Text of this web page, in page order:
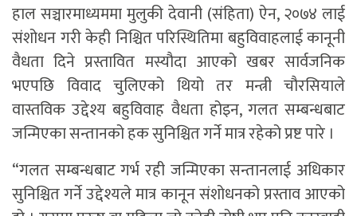
हाल सञ्चारमाध्यममा मुलुकी देवानी (संहिता) ऐन, २०७४ लाई
संशोधन गरी केही निश्चित परिस्थितिमा बहुविवाहलाई कानूनी
वैधता दिने प्रस्तावित मस्यौदा आएको खबर सार्वजनिक
भएपछि विवाद चुलिएको थियो तर मन्त्री चौरसियाले
वास्तविक उद्देश्य बहुविवाह वैधता होइन, गलत सम्बन्धबाट
जन्मिएका सन्तानको हक सुनिश्चित गर्ने मात्र रहेको प्रष्ट पारे ।
“गलत सम्बन्धबाट गर्भ रही जन्मिएका सन्तानलाई अधिकार
सुनिश्चित गर्ने उद्देश्यले मात्र कानून संशोधनको प्रस्ताव आएको